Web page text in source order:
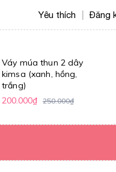
Yêu thích Đăng
Váy múa thun 2 dây
kimsa (xanh, hồng,
trắng)
200.000₫ 250.000₫